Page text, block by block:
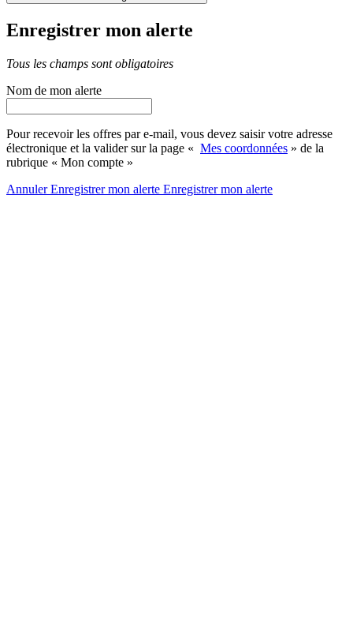
Enregistrer mon alerte
Tous les champs sont obligatoires
Nom de mon alerte
Pour recevoir les offres par e-mail, vous devez saisir votre adresse
électronique et la valider sur la page « Mes coordonnées » de la
rubrique « Mon compte »
AnnulerEnregistrer mon alerte Enregistrermon alerte